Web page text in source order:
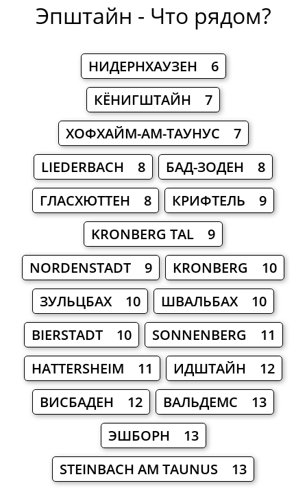
Эпштайн - Что рядом?
НИДЕРНХАУЗЕН 6
КЁНИГШТАЙН 7
ХОФХАЙМ-АМ-ТАУНУС 7
LIEDERBACH 8
БАД-ЗОДЕН 8
ГЛАСХЮТТЕН 8
КРИФТЕЛЬ 9
KRONBERG TAL 9
NORDENSTADT 9
KRONBERG 10
ЗУЛЬЦБАХ 10
ШВАЛЬБАХ 10
BIERSTADT 10
SONNENBERG 11
HATTERSHEIM 11
ИДШТАЙН 12
ВИСБАДЕН 12
ВАЛЬДЕМС 13
ЭШБОРН 13
STEINBACH AM TAUNUS 13